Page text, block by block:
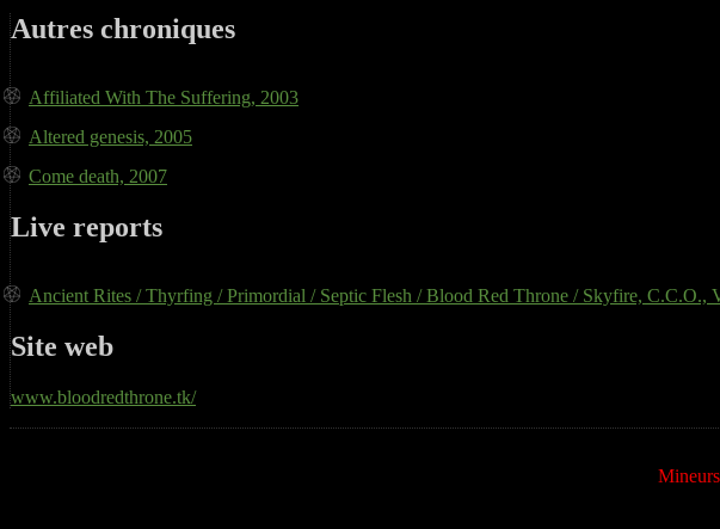
Autres chroniques
Affiliated With The Suffering, 2003
Altered genesis, 2005
Come death, 2007
Live reports
Ancient Rites / Thyrfing / Primordial / Septic Flesh / Blood Red Throne / Skyfire, C.C.O.,
Site web
www.bloodredthrone.tk/